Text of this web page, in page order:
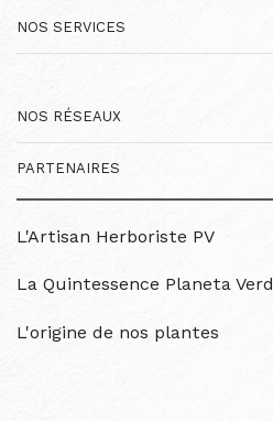
NOS SERVICES
NOS RÉSEAUX
PARTENAIRES
L'Artisan Herboriste PV
La Quintessence Planeta Verd
L'origine de nos plantes